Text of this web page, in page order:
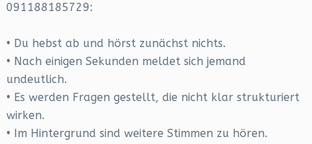
091188185729:
• Du hebst ab und hörst zunächst nichts.
• Nach einigen Sekunden meldet sich jemand
undeutlich.
• Es werden Fragen gestellt, die nicht klar strukturiert
wirken.
• Im Hintergrund sind weitere Stimmen zu hören.